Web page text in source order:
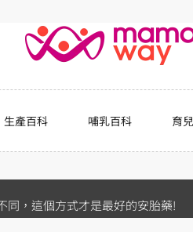
生產百科 哺乳百科 育
同，這個方式才是最好的安胎藥!